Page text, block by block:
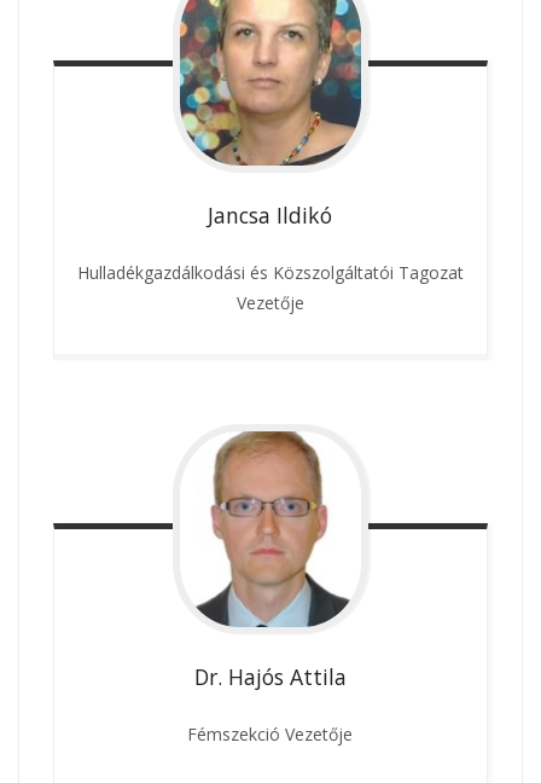
Jancsa Ildikó
Hulladékgazdálkodási és Közszolgáltatói Tagozat
Vezetője
Dr. Hajós Attila
Fémszekció Vezetője